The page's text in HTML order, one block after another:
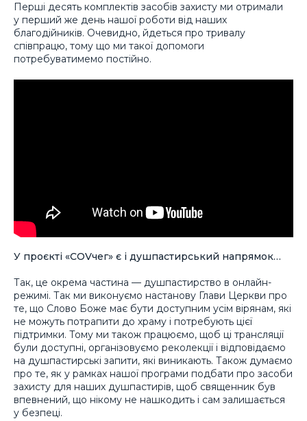
Перші десять комплектів засобів захисту ми отримали
у перший же день нашої роботи від наших
благодійників. Очевидно, йдеться про тривалу
співпрацю, тому що ми такої допомоги
потребуватимемо постійно.
У проєкті «COVчег» є і душпастирський напрямок…
Так, це окрема частина — душпастирство в онлайн-
режимі. Так ми виконуємо настанову Глави Церкви про
те, що Слово Боже має бути доступним усім вірянам, які
не можуть потрапити до храму і потребують цієї
підтримки. Тому ми також працюємо, щоб ці трансляції
були доступні, організовуємо реколекції і відповідаємо
на душпастирські запити, які виникають. Також думаємо
про те, як у рамках нашої програми подбати про засоби
захисту для наших душпастирів, щоб священник був
впевнений, що нікому не нашкодить і сам залишається
у безпеці.